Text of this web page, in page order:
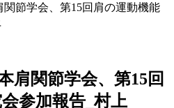
関節学会、第15回肩の運動機能
肩関節学会、第15回
参加報告_村上